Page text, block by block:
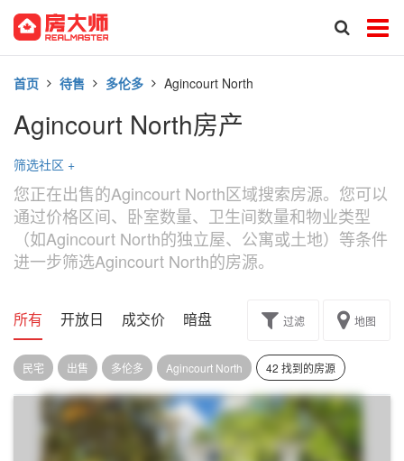
首页 待售 多伦多 Agincourt North
Agincourt North房产
筛选社区 +
您正在出售的Agincourt North区域搜索房源。您可以
通过价格区间、卧室数量、卫生间数量和物业类型
（如Agincourt North的独立屋、公寓或土地）等条件
进一步筛选Agincourt North的房源。
所有 开放日 成交价 暗盘 楼花转让过滤 地图
民宅 出售 多伦多 Agincourt North 42 找到的房源